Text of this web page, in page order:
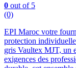
0 out of 5
(0)
EPI Maroc votre
protection
gris Vaultex MJT, un
exigences des